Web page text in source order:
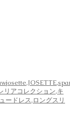
,JOSETTE,
リアコレクション,キ
ードレス,ロングスリ